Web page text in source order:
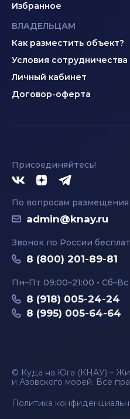
Избранное
ВЛАДЕЛЬЦАМ
Как разместить объект?
Условия сотрудничества
Личный кабинет
Договор-оферта
Присоединяйтесь!
По вопросам размещения
admin@knay.ru
Звонок по России
8 (800) 201-89-81
Пн–Пт 09:00–21:00 • Сб–Вс
8 (918) 005-24-24
8 (995) 005-64-64
© Куда на Юга (КНАУ) –
и Азовского морей. Все
Политика